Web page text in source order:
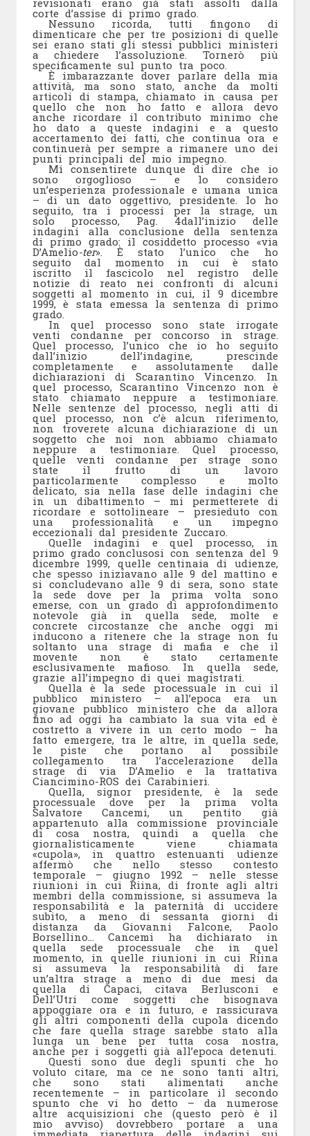
revisionati erano già stati assolti dalla
corte d’assise di primo grado.
Nessuno ricorda, tutti fingono di
dimenticare che per tre posizioni di quelle
sei erano stati gli stessi pubblici ministeri
a chiedere l’assoluzione. Tornerò più
specificamente sul punto tra poco.
È imbarazzante dover parlare della mia
attività, ma sono stato, anche da molti
articoli di stampa, chiamato in causa per
quello che non ho fatto e allora devo
anche ricordare il contributo minimo che
ho dato a queste indagini e a questo
accertamento dei fatti, che continua ora e
continuerà per sempre a rimanere uno dei
punti principali del mio impegno.
Mi consentirete dunque di dire che io
sono orgoglioso – e lo considero
un’esperienza professionale e umana unica
– di un dato oggettivo, presidente. Io ho
seguito, tra i processi per la strage, un
solo processo, Pag. 4dall’inizio delle
indagini alla conclusione della sentenza
di primo grado: il cosiddetto processo «via
D’Amelio-ter». È stato l’unico che ho
seguito dal momento in cui è stato
iscritto il fascicolo nel registro delle
notizie di reato nei confronti di alcuni
soggetti al momento in cui, il 9 dicembre
1999, è stata emessa la sentenza di primo
grado.
In quel processo sono state irrogate
venti condanne per concorso in strage.
Quel processo, l’unico che io ho seguito
dall’inizio dell’indagine, prescinde
completamente e assolutamente dalle
dichiarazioni di Scarantino Vincenzo. In
quel processo, Scarantino Vincenzo non è
stato chiamato neppure a testimoniare.
Nelle sentenze del processo, negli atti di
quel processo, non c’è alcun riferimento,
non troverete alcuna dichiarazione di un
soggetto che noi non abbiamo chiamato
neppure a testimoniare. Quel processo,
quelle venti condanne per strage sono
state il frutto di un lavoro
particolarmente complesso e molto
delicato, sia nella fase delle indagini che
in un dibattimento – mi permetterete di
ricordare e sottolineare – presieduto con
una professionalità e un impegno
eccezionali dal presidente Zuccaro.
Quelle indagini e quel processo, in
primo grado conclusosi con sentenza del 9
dicembre 1999, quelle centinaia di udienze,
che spesso iniziavano alle 9 del mattino e
si concludevano alle 9 di sera, sono state
la sede dove per la prima volta sono
emerse, con un grado di approfondimento
notevole già in quella sede, molte e
concrete circostanze che anche oggi mi
inducono a ritenere che la strage non fu
soltanto una strage di mafia e che il
movente non è stato certamente
esclusivamente mafioso. In quella sede,
grazie all’impegno di quei magistrati.
Quella è la sede processuale in cui il
pubblico ministero – all’epoca era un
giovane pubblico ministero che da allora
fino ad oggi ha cambiato la sua vita ed è
costretto a vivere in un certo modo – ha
fatto emergere, tra le altre, in quella sede,
le piste che portano al possibile
collegamento tra l’accelerazione della
strage di via D’Amelio e la trattativa
Ciancimino-ROS dei Carabinieri.
Quella, signor presidente, è la sede
processuale dove per la prima volta
Salvatore Cancemi, un pentito già
appartenuto alla commissione provinciale
di cosa nostra, quindi a quella che
giornalisticamente viene chiamata
«cupola», in quattro estenuanti udienze
affermò che nello stesso contesto
temporale – giugno 1992 – nelle stesse
riunioni in cui Riina, di fronte agli altri
membri della commissione, si assumeva la
responsabilità e la paternità di uccidere
subito, a meno di sessanta giorni di
distanza da Giovanni Falcone, Paolo
Borsellino… Cancemi ha dichiarato in
quella sede processuale che in quel
momento, in quelle riunioni in cui Riina
si assumeva la responsabilità di fare
un’altra strage a meno di due mesi da
quella di Capaci, citava Berlusconi e
Dell’Utri come soggetti che bisognava
appoggiare ora e in futuro, e rassicurava
gli altri componenti della cupola dicendo
che fare quella strage sarebbe stato alla
lunga un bene per tutta cosa nostra,
anche per i soggetti già all’epoca detenuti.
Questi sono due degli spunti che ho
voluto citare, ma ce ne sono tanti altri,
che sono stati alimentati anche
recentemente – in particolare il secondo
spunto che vi ho detto – da numerose
altre acquisizioni che (questo però è il
mio avviso) dovrebbero portare a una